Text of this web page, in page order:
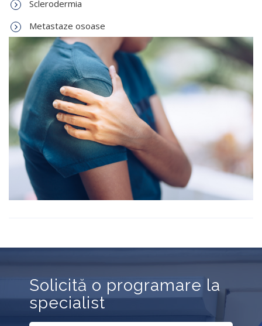
Sclerodermia
Metastaze osoase
Solicită o programare la
specialist